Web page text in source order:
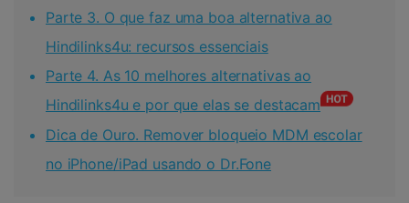
Parte 3. O que faz uma boa alternativa ao
Hindilinks4u: recursos essenciais
Parte 4. As 10 melhores alternativas ao
Hindilinks4u e por que elas se destacam
Dica de Ouro. Remover bloqueio MDM escolar
no iPhone/iPad usando o Dr.Fone